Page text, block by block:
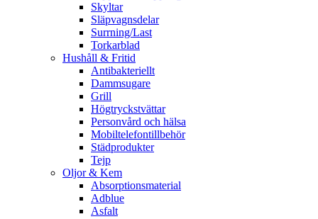
Skyltar
Släpvagnsdelar
Surrning/Last
Torkarblad
Hushåll & Fritid
Antibakteriellt​
Dammsugare
Grill
Högtryckstvättar
Personvård och hälsa
Mobiltelefontillbehör
Städprodukter
Tejp
Oljor & Kem
Absorptionsmaterial
Adblue
Asfalt